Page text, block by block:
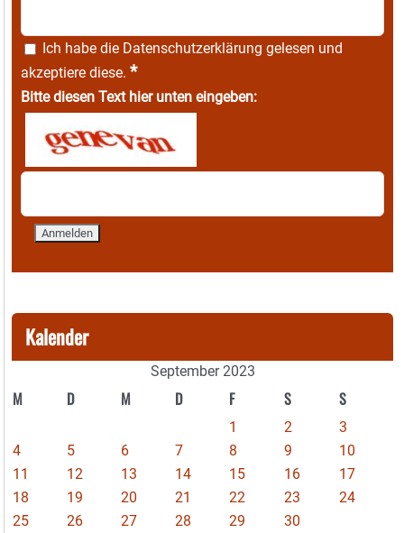
Ich habe die Datenschutzerklärung gelesen und
akzeptiere diese. *
Bitte diesen Text hier unten eingeben:
Kalender
September 2023
M D M D F S S
1 2
3
4
5 6 7 8 9
10
11
12 13 14 15 16
17
18
19 20 21 22 23
24
25
26 27 28 29
30